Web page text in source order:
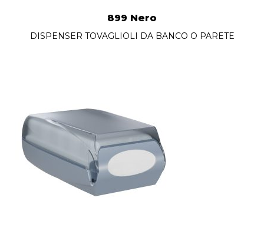
899 Nero
DISPENSER TOVAGLIOLI DA BANCO O PARETE